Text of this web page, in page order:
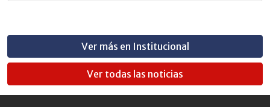
Ver más en Institucional
Ver todas las noticias